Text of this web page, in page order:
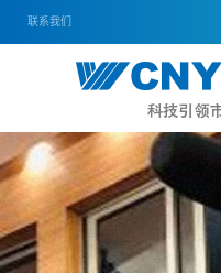
联系我们